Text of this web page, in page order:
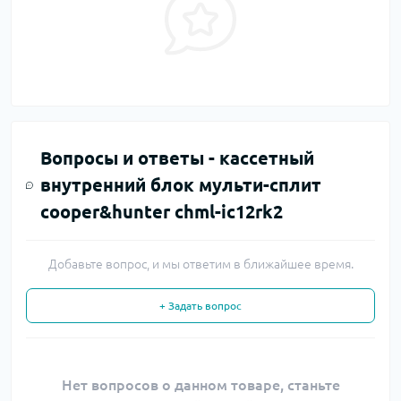
Вопросы и ответы - кассетный
внутренний блок мульти-сплит
cooper&hunter chml-ic12rk2
Добавьте вопрос, и мы ответим в ближайшее время.
+ Задать вопрос
Нет вопросов о данном товаре, станьте